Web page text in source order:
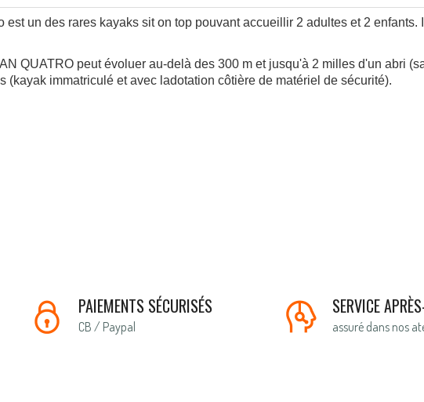
est un des rares kayaks sit on top pouvant accueillir 2 adultes et 2
QUATRO peut évoluer au-delà des 300 m et jusqu'à 2 milles d'un abri
(kayak immatriculé et avec ladotation côtière de matériel de sécurité).
PAIEMENTS SÉCURISÉS
CB / Paypal
SERVICE
assuré dans nos